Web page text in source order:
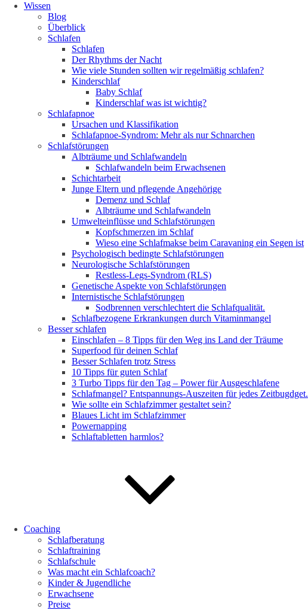
Wissen
Blog
Überblick
Schlafen
Schlafen
Der Rhythms der Nacht
Wie viele Stunden sollten wir regelmäßig schlafen?
Kinderschlaf
Baby Schlaf
Kinderschlaf was ist wichtig?
Schlafapnoe
Ursachen und Klassifikation
Schlafapnoe-Syndrom: Mehr als nur Schnarchen
Schlafstörungen
Albträume und Schlafwandeln
Schlafwandeln beim Erwachsenen
Schichtarbeit
Junge Eltern und pflegende Angehörige
Demenz und Schlaf
Albträume und Schlafwandeln
Umwelteinflüsse und Schlafstörungen
Kopfschmerzen im Schlaf
Wieso eine Schlafmakse beim Caravaning ein Segen ist
Psychologisch bedingte Schlafstörungen
Neurologische Schlafstörungen
Restless-Legs-Syndrom (RLS)
Genetische Aspekte von Schlafstörungen
Internistische Schlafstörungen
Sodbrennen verschlechtert die Schlafqualität.
Schlafbezogene Erkrankungen durch Vitaminmangel
Besser schlafen
Einschlafen – 8 Tipps für den Weg ins Land der Träume
Superfood für deinen Schlaf
Besser Schlafen trotz Stress
10 Tipps für guten Schlaf
3 Turbo Tipps für den Tag – Power für Ausgeschlafene
Schlafmangel? Entspannungs-Auszeiten für jedes Zeitbugdget.
Wie sollte ein Schlafzimmer gestaltet sein?
Blaues Licht im Schlafzimmer
Powernapping
Schlaftabletten harmlos?
Coaching
Schlafberatung
Schlaftraining
Schlafschule
Was macht ein Schlafcoach?
Kinder & Jugendliche
Erwachsene
Preise